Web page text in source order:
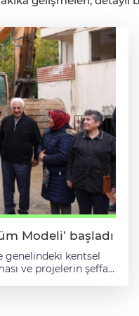
Modeli’ başladı
genelindeki kentsel
ve projelerin şeffaf,